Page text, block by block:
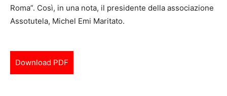
Roma”. Così, in una nota, il presidente della associazione
Assotutela, Michel Emi Maritato.
Download PDF